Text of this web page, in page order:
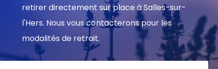
retirer directement sur place à Salles-sur-
l'Hers. Nous vous contacterons pour les
modalités de retrait.